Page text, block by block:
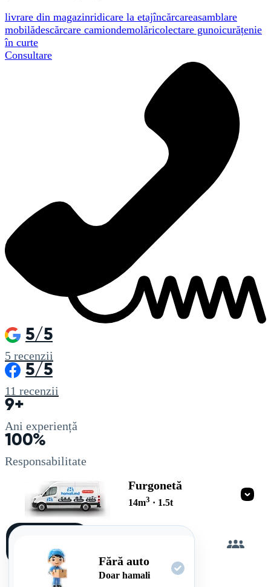
livrare din magazinridicare la etajîncărcareasamblare
mobilădescărcare camiondemolăricolectare gunoicurățenie
în curte
Consultare
5/5
5 recenzii
5/5
11 recenzii
9+
Ani experiență
100%
Responsabilitate
Furgonetă
14m3 · 1.5t
Fără auto
Doar hamali
singur